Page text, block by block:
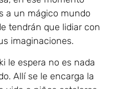
a un mágico mundo
tendrán que lidiar con
imaginaciones.
le espera no es nada
Allí se le encarga la